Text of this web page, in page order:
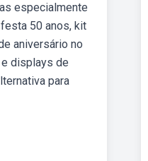
especialmente
50 anos, kit
aniversário no
displays de
para